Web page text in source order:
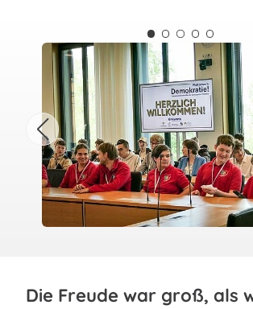
Die Freude war groß, als